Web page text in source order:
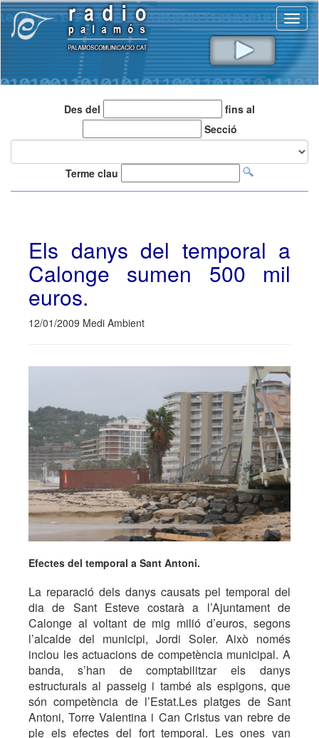
Des del
fins al
Secció
Terme clau
Els danys del temporal a
Calonge sumen 500 mil
euros.
12/01/2009 Medi Ambient
Efectes del temporal a Sant Antoni.
La reparació dels danys causats pel temporal del
dia de Sant Esteve costarà a l’Ajuntament de
Calonge al voltant de mig milió d’euros, segons
l’alcalde del municipi, Jordi Soler. Això només
inclou les actuacions de competència municipal. A
banda, s’han de comptabilitzar els danys
estructurals al passeig i també als espigons, que
són competència de l’Estat.Les platges de Sant
Antoni, Torre Valentina i Can Cristus van rebre de
ple els efectes del fort temporal. Les ones van